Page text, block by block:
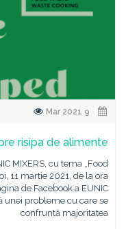
risipa de alimente
MIXERS, cu tema „Food
11 martie 2021, de la ora
de Facebook a EUNIC
unei probleme cu care se
confruntă majoritatea